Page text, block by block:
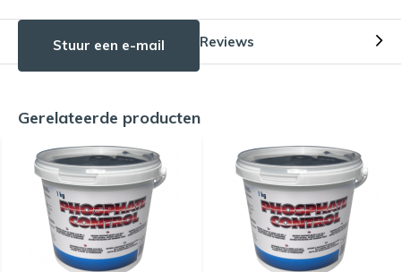
Stuur een e-mail Reviews
Gerelateerde producten